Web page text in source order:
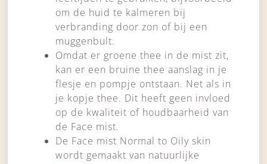
om de huid te kalmeren bij
verbranding door zon of bij een
muggenbult.
Omdat er groene thee in de mist zit,
kan er een bruine thee aanslag in je
flesje en pompje ontstaan. Net als in
je kopje thee. Dit heeft geen invloed
op de kwaliteit of houdbaarheid van
de Face mist.
De Face mist Normal to Oily skin
wordt gemaakt van natuurlijke